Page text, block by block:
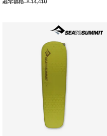
通常価格 ￥14,410